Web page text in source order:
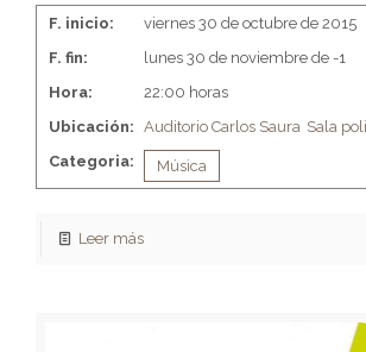
F. inicio:
viernes 30 de octubre de 2015
F. fin:
lunes 30 de noviembre de -1
Hora:
22:00 horas
Ubicación: Auditorio Carlos Saura Sala
Categoria:
Música
Leer más